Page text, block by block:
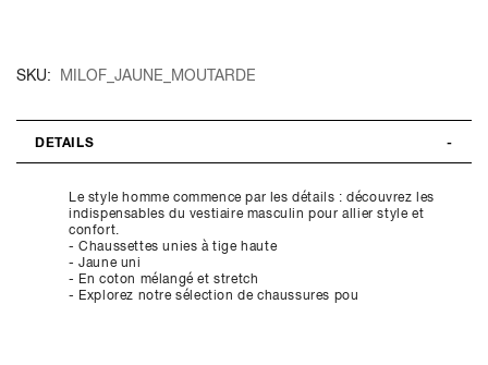
SKU MILOF_JAUNE_MOUTARDE
DETAILS
Le style homme commence par les détails : découvrez les
indispensables du vestiaire masculin pour allier style et
confort.
- Chaussettes unies à tige haute
- Jaune uni
- En coton mélangé et stretch
- Explorez notre sélection de chaussures pou